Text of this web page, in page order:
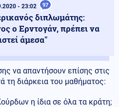
- 23:02 97
διπλωμάτης:
ο Ερντογάν, πρέπει να
άμεσα"
να απαντήσουν επίσης στις
τη διάρκεια του μαθήματος:
η ίδια σε όλα τα κράτη;